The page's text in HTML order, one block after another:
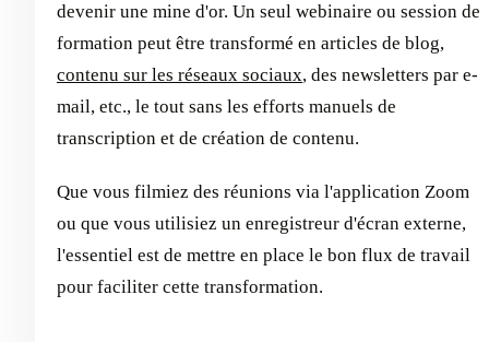
devenir une mine d'or. Un seul webinaire ou session de
formation peut être transformé en articles de blog,
contenu sur les réseaux sociaux, des newsletters par e-
mail, etc., le tout sans les efforts manuels de
transcription et de création de contenu.
Que vous filmiez des réunions via l'application Zoom
ou que vous utilisiez un enregistreur d'écran externe,
l'essentiel est de mettre en place le bon flux de travail
pour faciliter cette transformation.